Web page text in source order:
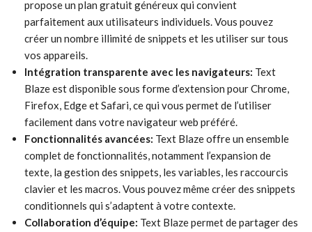
propose un plan gratuit généreux qui convient
parfaitement aux utilisateurs individuels. Vous pouvez
créer un nombre illimité de snippets et les utiliser sur tous
vos appareils.
Intégration transparente avec les navigateurs: Text
Blaze est disponible sous forme d’extension pour Chrome,
Firefox, Edge et Safari, ce qui vous permet de l’utiliser
facilement dans votre navigateur web préféré.
Fonctionnalités avancées: Text Blaze offre un ensemble
complet de fonctionnalités, notamment l’expansion de
texte, la gestion des snippets, les variables, les raccourcis
clavier et les macros. Vous pouvez même créer des snippets
conditionnels qui s’adaptent à votre contexte.
Collaboration d’équipe: Text Blaze permet de partager des